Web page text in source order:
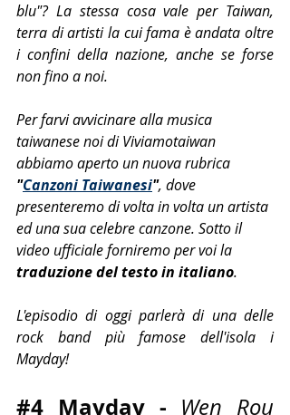
blu"? La stessa cosa vale per Taiwan,
terra di artisti la cui fama è andata oltre
i confini della nazione, anche se forse
non fino a noi.
Per farvi avvicinare alla musica
taiwanese noi di Viviamotaiwan
abbiamo aperto un nuova rubrica
"Canzoni Taiwanesi", dove
presenteremo di volta in volta un artista
ed una sua celebre canzone. Sotto il
video ufficiale forniremo per voi la
traduzione del testo in italiano.
L'episodio di oggi parlerà di una delle
rock band più famose dell'isola i
Mayday!
#4 Mayday - Wen Rou